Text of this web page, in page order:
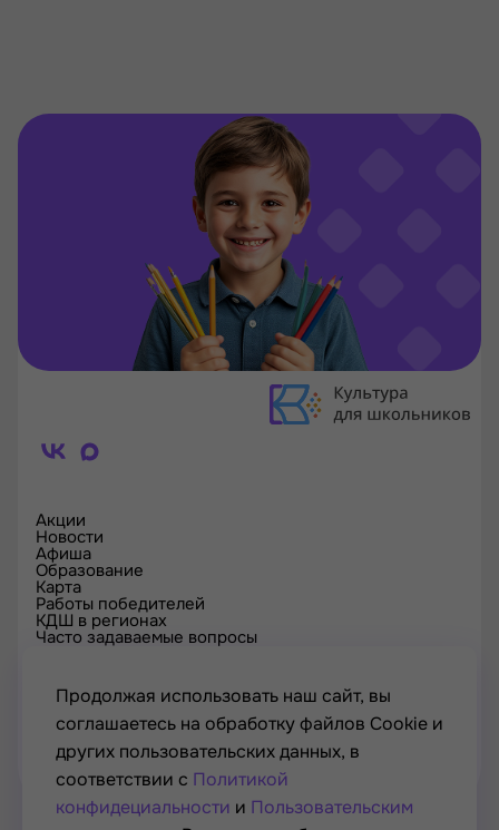
Акции
Новости
Афиша
Образование
Карта
Работы победителей
КДШ в регионах
Часто задаваемые вопросы
Проверка сертификата
Контакты
Продолжая использовать наш сайт, вы
соглашаетесь на обработку файлов Cookie и
других пользовательских данных, в
соответствии с Политикой
конфидециальности и Пользовательским